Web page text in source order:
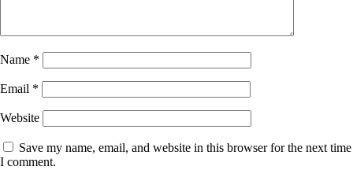
Name *
Email *
Website
Save my name, email, and website in this browser for the next time
I comment.